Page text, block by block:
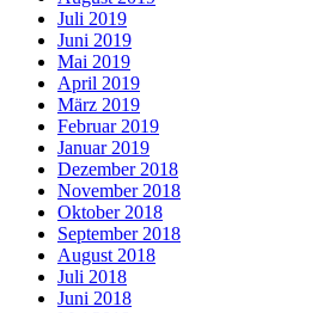
Juli 2019
Juni 2019
Mai 2019
April 2019
März 2019
Februar 2019
Januar 2019
Dezember 2018
November 2018
Oktober 2018
September 2018
August 2018
Juli 2018
Juni 2018